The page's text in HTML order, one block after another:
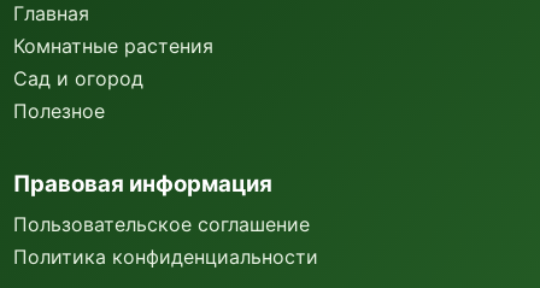
Главная
Комнатные растения
Сад и огород
Полезное
Правовая информация
Пользовательское соглашение
Политика конфиденциальности